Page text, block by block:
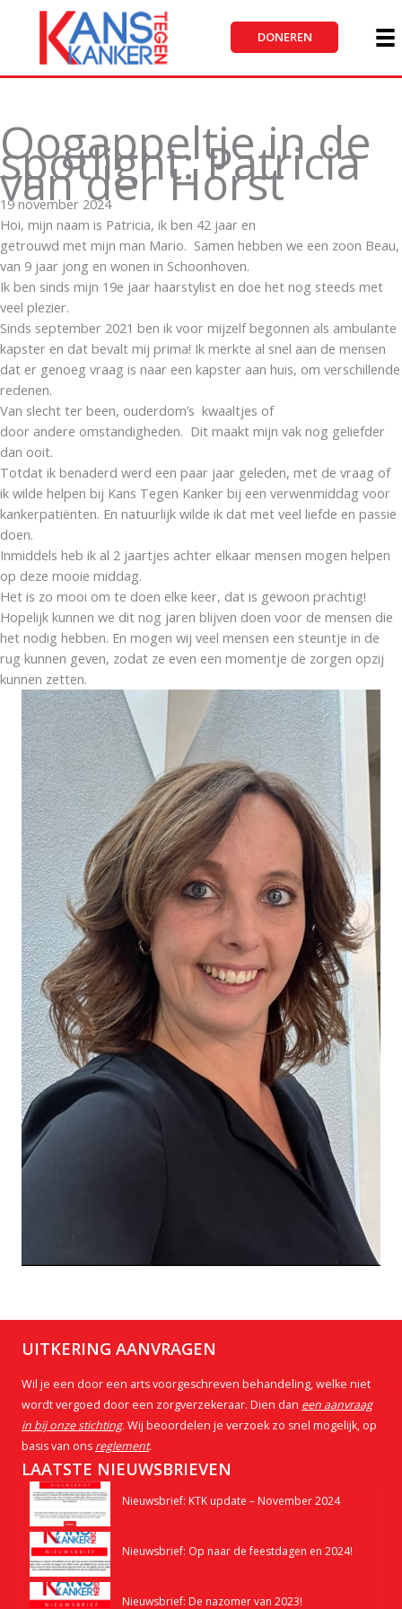
inhoud
DONEREN
Oogappeltje in de
spotlight: Patricia
van der Horst
19 november 2024
Hoi, mijn naam is Patricia, ik ben 42 jaar en
getrouwd met mijn man Mario. Samen hebben we een zoon Beau,
van 9 jaar jong en wonen in Schoonhoven.
Ik ben sinds mijn 19e jaar haarstylist en doe het nog steeds met
veel plezier.
Sinds september 2021 ben ik voor mijzelf begonnen als ambulante
kapster en dat bevalt mij prima! Ik merkte al snel aan de mensen
dat er genoeg vraag is naar een kapster aan huis, om verschillende
redenen.
Van slecht ter been, ouderdom’s kwaaltjes of
door andere omstandigheden. Dit maakt mijn vak nog geliefder
dan ooit.
Totdat ik benaderd werd een paar jaar geleden, met de vraag of
ik wilde helpen bij Kans Tegen Kanker bij een verwenmiddag voor
kankerpatiënten. En natuurlijk wilde ik dat met veel liefde en passie
doen.
Inmiddels heb ik al 2 jaartjes achter elkaar mensen mogen helpen
op deze mooie middag.
Het is zo mooi om te doen elke keer, dat is gewoon prachtig!
Hopelijk kunnen we dit nog jaren blijven doen voor de mensen die
het nodig hebben. En mogen wij veel mensen een steuntje in de
rug kunnen geven, zodat ze even een momentje de zorgen opzij
kunnen zetten.
UITKERING AANVRAGEN
Wil je een door een arts voorgeschreven behandeling, welke niet
wordt vergoed door een zorgverzekeraar. Dien dan een aanvraag
in bij onze stichting. Wij beoordelen je verzoek zo snel mogelijk, op
basis van ons reglement.
LAATSTE NIEUWSBRIEVEN
Nieuwsbrief: KTK update – November 2024
Nieuwsbrief: Op naar de feestdagen en 2024!
Nieuwsbrief: De nazomer van 2023!